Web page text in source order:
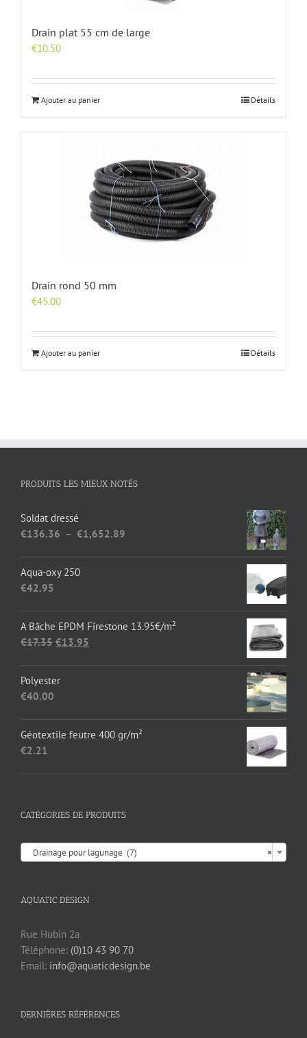
Drain plat 55 cm de large
€10.50
Ajouter au panier Détails
Drain rond 50 mm
€45.00
Ajouter au panier Détails
PRODUITS LES MIEUX NOTÉS
Soldat dressé
€136.36 – €1,652.89
€1,652.89
Aqua-oxy 250
€42.95
A Bâche EPDM Firestone 13.95€/m²
€17.35 Le
€13.95
Polyester
€40.00
Géotextile feutre 400 gr/m²
€2.21
CATÉGORIES DE PRODUITS
×
Drainage pour lagunage (7)
AQUATIC DESIGN
Rue Hubin 2a
Téléphone: (0)10 43 90 70
Email: info@aquaticdesign.be
DERNIÈRES RÉFÉRENCES